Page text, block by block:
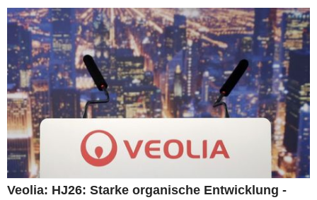
Veolia: HJ26: Starke organische Entwicklung -